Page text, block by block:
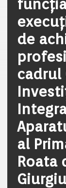
de
cadrul
al
Roata
Giurgiu